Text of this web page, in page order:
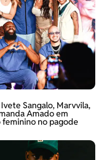
Sangalo, Marvvila,
Amado em
no pagode